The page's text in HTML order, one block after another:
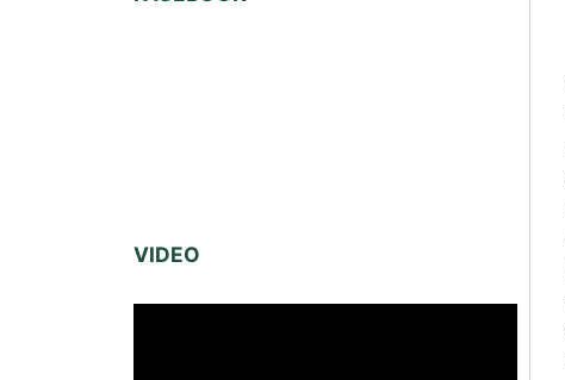
VIDEO